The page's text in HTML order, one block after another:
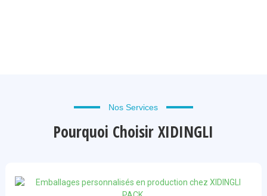
Nos Services
Pourquoi Choisir XIDINGLI